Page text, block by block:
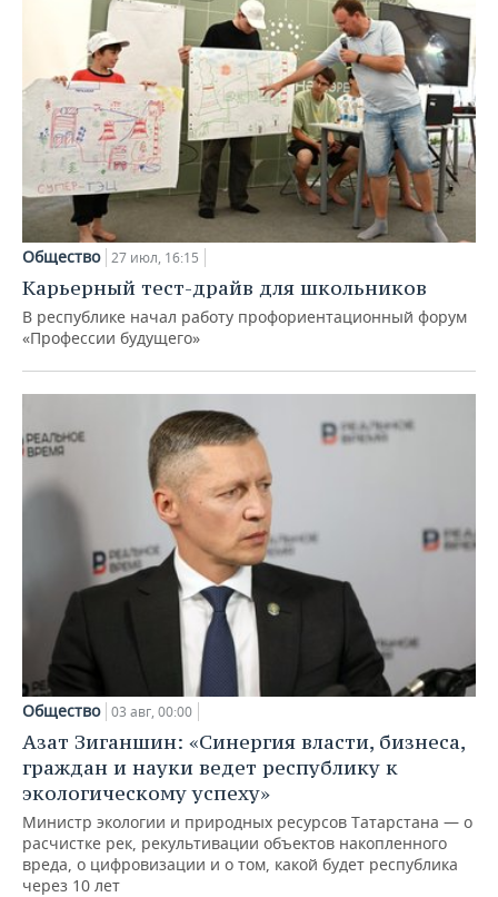
Общество 27 июл, 16:15
Карьерный тест-драйв для школьников
В республике начал работу профориентационный форум
«Профессии будущего»
Общество 03 авг, 00:00
Азат Зиганшин: «Синергия власти, бизнеса,
граждан и науки ведет республику к
экологическому успеху»
Министр экологии и природных ресурсов Татарстана — о
расчистке рек, рекультивации объектов накопленного
вреда, о цифровизации и о том, какой будет республика
через 10 лет